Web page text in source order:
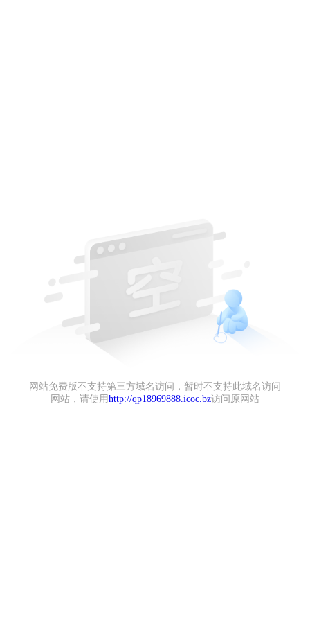
网站免费版不支持第三方域名访问，暂时不支持此域名访问
网站，请使用 http://qp18969888.icoc.bz访问原网站